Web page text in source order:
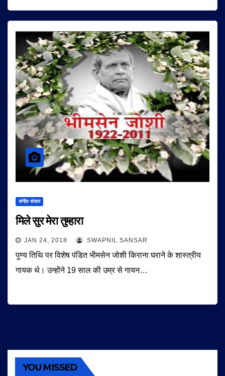
संगीत संसार
मिले सुर मेरा तुम्हारा
JAN 24, 2018 SWAPNIL SANSAR
पुण्य तिथि पर विशेष पंडित भीमसेन जोशी किराना घराने के शास्त्रीय
गायक थे। उन्होंने 19 साल की उम्र से गायन…
YOU MISSED